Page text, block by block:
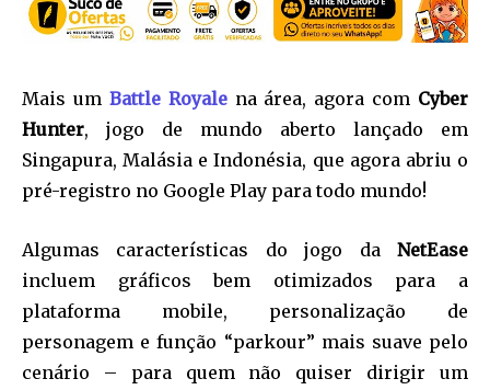
Mais um Battle Royalena área, agora com Cyber
Hunter, jogo de mundo aberto lançado em
Singapura, Malásia e Indonésia, que agora abriu o
pré-registro no Google Play para todo mundo!
Algumas características do jogo da NetEase
incluem gráficos bem otimizados para a
plataforma mobile, personalização de
personagem e função “parkour” mais suave pelo
cenário – para quem não quiser dirigir um